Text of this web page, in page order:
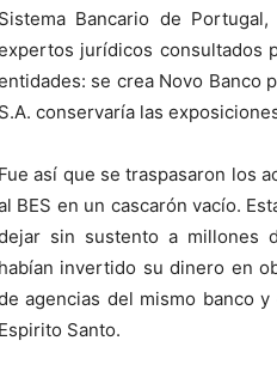
Sistema Bancario de
jurídicos consultados
se crea Novo Banco
S.A. conservaría las
Fue así que se traspasaron los
BES en un cascarón vacío.
sin sustento a millones
habían invertido su dinero en
agencias del mismo banco
Espirito Santo.